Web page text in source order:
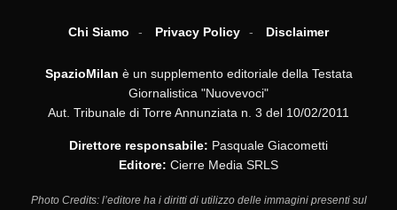
Chi Siamo Privacy Policy Disclaimer
SpazioMilan è un supplemento editoriale della Testata
Giornalistica "Nuovevoci"
Aut. Tribunale di Torre Annunziata n. 3 del 10/02/2011
Direttore responsabile: Pasquale Giacometti
Editore: Cierre Media SRLS
Photo Credits: l’editore ha i diritti di utilizzo delle immagini presenti sul